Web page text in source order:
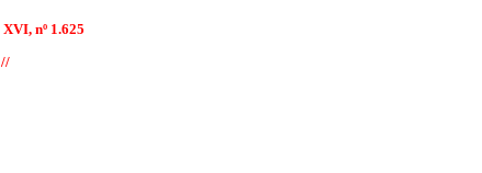
nº 1.625
//